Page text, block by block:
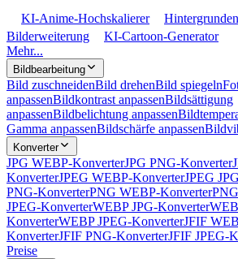
KI-Anime-Hochskalierer
Bilderweiterung
KI-Cartoon-Generator
Mehr...
Bildbearbeitung
Bild zuschneidenBild drehenBild spiegeln
anpassenBildkontrast anpassenBildsättigung
anpassenBildbelichtung anpassen
Gamma anpassenBildschärfe anpassen
Konverter
JPG WEBP-KonverterJPG PNG-Konverter
KonverterJPEG WEBP-KonverterJPEG
PNG-KonverterPNG WEBP-Konverter
JPEG-KonverterWEBP JPG-Konverter
KonverterWEBP JPEG-KonverterJFIF
KonverterJFIF PNG-KonverterJFIF JPEG-
Preise